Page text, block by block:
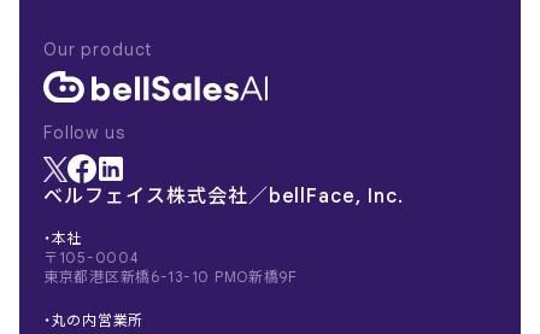
ベルフェイス株式会社／bellFace, Inc.
・本社
〒105-0004
東京都港区新橋6-13-10 PMO新橋9F
・丸の内営業所
Our product
Follow us